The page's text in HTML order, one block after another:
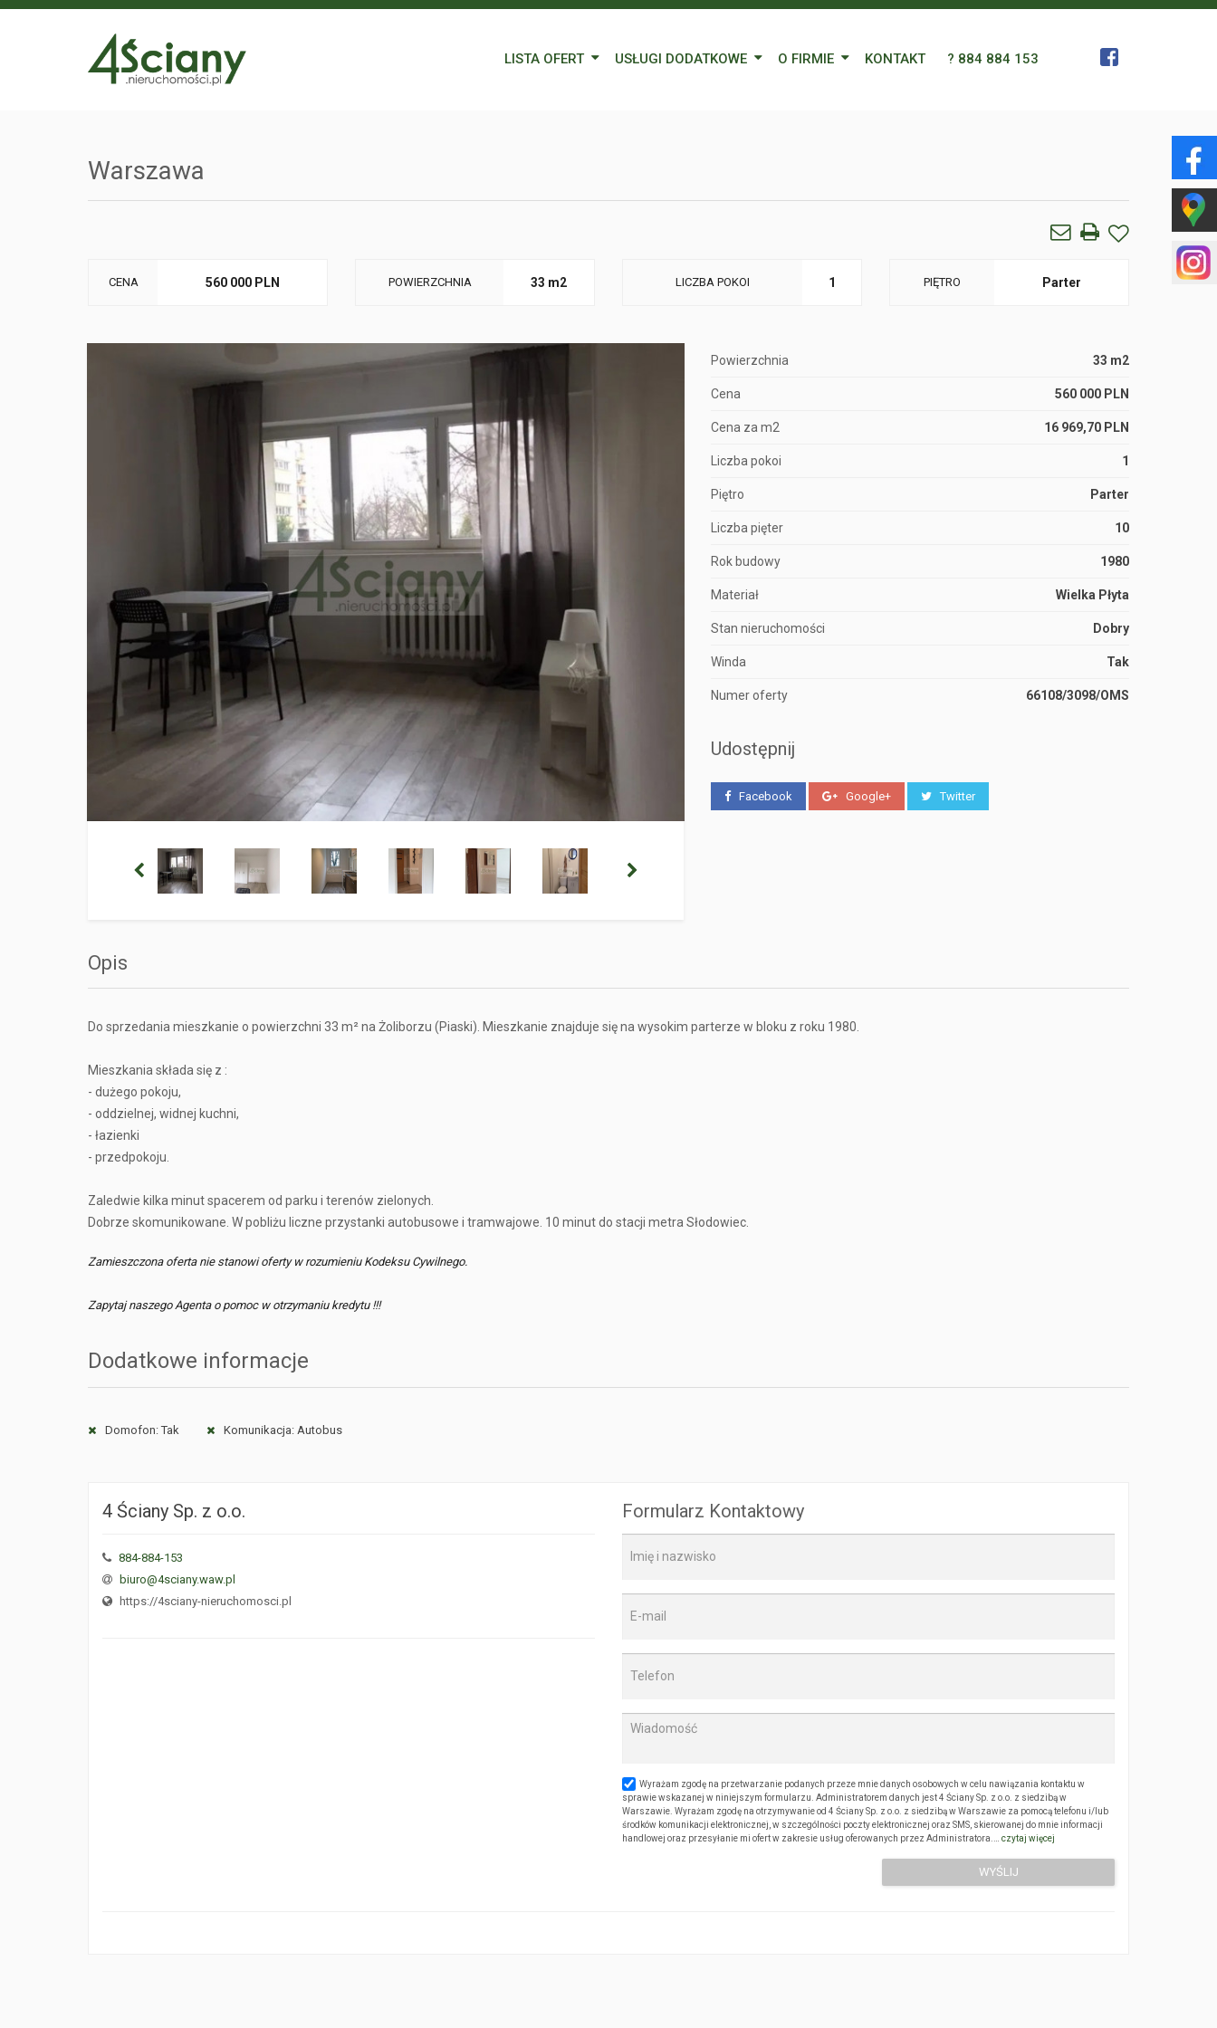
LISTA OFERT USŁUGI DODATKOWE O FIRMIE KONTAKT ? 884 884 153
Warszawa
CENA 560 000 PLN POWIERZCHNIA 33 m2 LICZBA POKOI 1 PIĘTRO Parter
Powierzchnia 33 m2
Cena 560 000 PLN
Cena za m2 16 969,70 PLN
Liczba pokoi 1
Piętro Parter
Liczba pięter 10
Rok budowy 1980
Materiał Wielka Płyta
Stan nieruchomości Dobry
Winda Tak
Numer oferty 66108/3098/OMS
Udostępnij
Facebook Google+ Twitter
Opis
Do sprzedania mieszkanie o powierzchni 33 m² na Żoliborzu (Piaski). Mieszkanie znajduje się na wysokim parterze w bloku z roku 1980.
Mieszkania składa się z :
- dużego pokoju,
- oddzielnej, widnej kuchni,
- łazienki
- przedpokoju.
Zaledwie kilka minut spacerem od parku i terenów zielonych.
Dobrze skomunikowane. W pobliżu liczne przystanki autobusowe i tramwajowe. 10 minut do stacji metra Słodowiec.
Zamieszczona oferta nie stanowi oferty w rozumieniu Kodeksu Cywilnego.
Zapytaj naszego Agenta o pomoc w otrzymaniu kredytu !!!
Dodatkowe informacje
Domofon: Tak Komunikacja: Autobus
4 Ściany Sp. z o.o.
884-884-153
biuro@4sciany.waw.pl
https://4sciany-nieruchomosci.pl
Formularz Kontaktowy
Wyrażam zgodę na przetwarzanie podanych przeze mnie danych osobowych w celu nawiązania kontaktu w
sprawie wskazanej w niniejszym formularzu. Administratorem danych jest 4 Ściany Sp. z o.o. z siedzibą w
Warszawie. Wyrażam zgodę na otrzymywanie od 4 Ściany Sp. z o.o. z siedzibą w Warszawie za pomocą telefonu i/lub
środków komunikacji elektronicznej, w szczególności poczty elektronicznej oraz SMS, skierowanej do mnie informacji
handlowej oraz przesyłanie mi ofert w zakresie usług oferowanych przez Administratora.… czytaj więcej